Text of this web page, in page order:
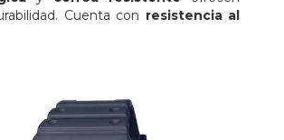
Cuenta con resistencia al
metros
un accesorio versátil para estilos